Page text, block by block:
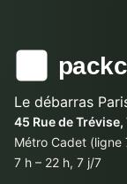
Le débarras
45 Rue de
Métro Cadet (ligne
7 h – 22 h, 7 j/7